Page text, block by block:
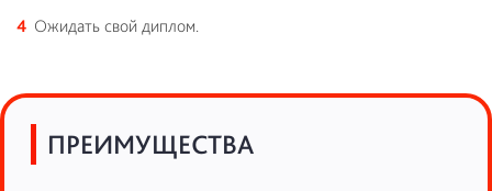
Ожидать свой диплом.
ПРЕИМУЩЕСТВА